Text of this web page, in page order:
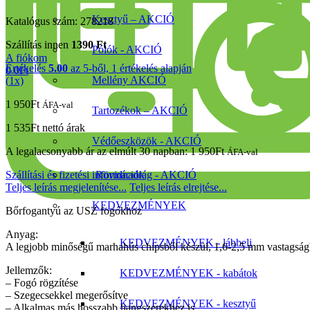
A fiókom
00Ft
Kesztyű – AKCIÓ
Pólók - AKCIÓ
Mellény AKCIÓ
Tartozékok – AKCIÓ
Védőeszközök - AKCIÓ
Rövidnadrág - AKCIÓ
KEDVEZMÉNYEK
KEDVEZMÉNYEK - lábbeli
KEDVEZMÉNYEK - kabátok
KEDVEZMÉNYEK - kesztyű
Katalógus szám: 278218
Szállítás innen 1390 Ft
Értékelés 5.00 az 5-ből, 1 értékelés alapján
(1x)
1 950Ft ÁFA-val
1 535Ft nettó árak
A legalacsonyabb ár az elmúlt 30 napban:1 950Ft ÁFA-val
Szállítási és fizetési információk
Teljes leírás megjelenítése... Teljes leírás elrejtése...
Bőrfogantyú az USZ fogókhoz
Anyag:
A legjobb minőségű marhahús chipsből készül, 1,6-2,5 mm
Jellemzők:
– Fogó rögzítése
– Szegecsekkel megerősítve
– Alkalmas más hosszabb hangszerekhez is